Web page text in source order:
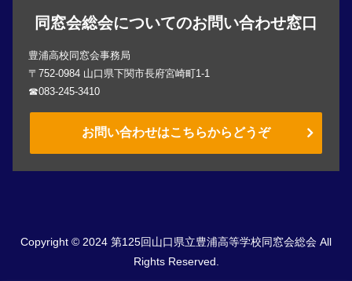
同窓会総会についてのお問い合わせ窓口
豊浦高校同窓会事務局
〒752-0984 山口県下関市長府宮崎町1-1
☎083-245-3410
お問い合わせはこちらからどうぞ
Copyright © 2024 第125回山口県立豊浦高等学校同窓会総会 All
Rights Reserved.